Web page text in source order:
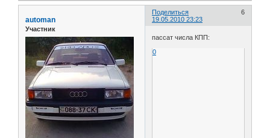
Поделиться
6
19.05.2010 23:23
automan
Участник
пассат числа КПП:
0